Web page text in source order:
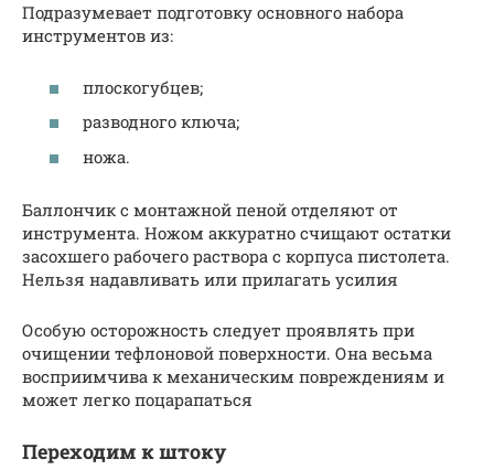
Подразумевает подготовку основного набора
инструментов из:
плоскогубцев;
разводного ключа;
ножа.
Баллончик с монтажной пеной отделяют от
инструмента. Ножом аккуратно счищают остатки
засохшего рабочего раствора с корпуса пистолета.
Нельзя надавливать или прилагать усилия
Особую осторожность следует проявлять при
очищении тефлоновой поверхности. Она весьма
восприимчива к механическим повреждениям и
может легко поцарапаться
Переходим к штоку